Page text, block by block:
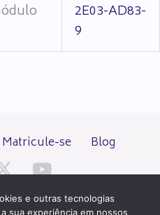
2E03-AD83-
9
Matricule-se Blog
e outras tecnologias
sua experiência em nossos